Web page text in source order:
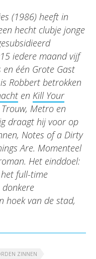
(1986) heeft in
hecht clubje jonge
iedere maand vijf
één Grote Gast
Robbert betrokken
en Kill Your
Metro en
draagt hij voor op
Notes of a Dirty
Are. Momenteel
Het einddoel:
full-time
hoek van de stad,
ZINNEN